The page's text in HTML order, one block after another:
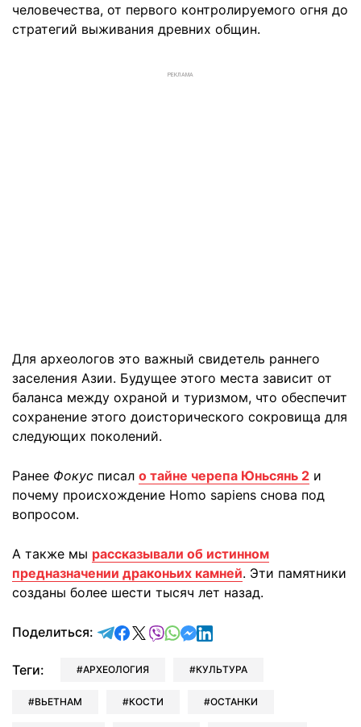
человечества, от первого контролируемого огня до
стратегий выживания древних общин.
РЕКЛАМА
Для археологов это важный свидетель раннего
заселения Азии. Будущее этого места зависит от
баланса между охраной и туризмом, что обеспечит
сохранение этого доисторического сокровища для
следующих поколений.
Ранее Фокус писал о тайне черепа Юньсянь 2 и
почему происхождение Homo sapiens снова под
вопросом.
А также мы рассказывали об истинном
предназначении драконьих камней. Эти памятники
созданы более шести тысяч лет назад.
Поделиться: отправить в Telegram
поделиться в Facebook
поделиться в X
отправить в Viber
отправить в Whatsapp
отправить в Messenger
отправить в LinkedIn
Теги: АРХЕОЛОГИЯ КУЛЬТУРА
ВЬЕТНАМ КОСТИ ОСТАНКИ